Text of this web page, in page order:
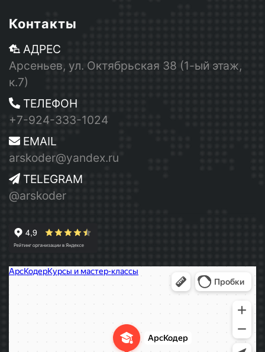
Контакты
АДРЕС
Арсеньев, ул. Октябрьская 38 (1-ый этаж,
к.7)
ТЕЛЕФОН
+7-924-333-1024
EMAIL
arskoder@yandex.ru
TELEGRAM
@arskoder